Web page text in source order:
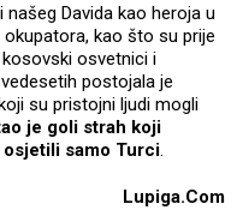
Davida kao heroja u
kao što su prije
osvetnici i
postojala je
su pristojni ljudi mogli
je goli strah koji
samo Turci.
Lupiga.Com